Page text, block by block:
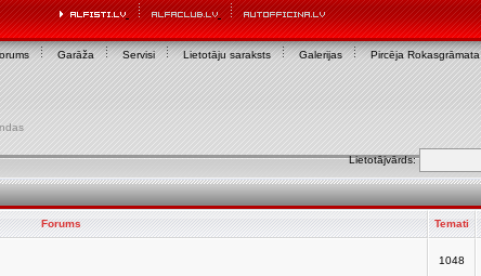
Garāža Servisi Lietotāju saraksts Galerijas Pircēja Rokasgrāmata
Lietotājvārds:
Forums Temati
1048